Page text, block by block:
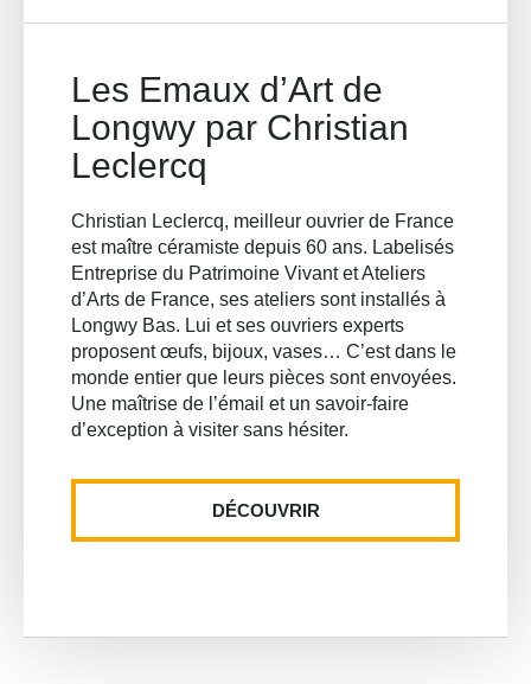
Les Emaux d’Art de
Longwy par Christian
Leclercq
Christian Leclercq, meilleur ouvrier de France
est maître céramiste depuis 60 ans. Labelisés
Entreprise du Patrimoine Vivant et Ateliers
d’Arts de France, ses ateliers sont installés à
Longwy Bas. Lui et ses ouvriers experts
proposent œufs, bijoux, vases… C’est dans le
monde entier que leurs pièces sont envoyées.
Une maîtrise de l’émail et un savoir-faire
d’exception à visiter sans hésiter.
DÉCOUVRIR